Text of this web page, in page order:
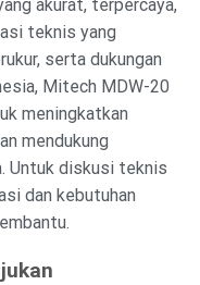
akurat, terpercaya,
teknis yang
serta dukungan
Mitech MDW-20
meningkatkan
mendukung
Untuk diskusi teknis
dan kebutuhan